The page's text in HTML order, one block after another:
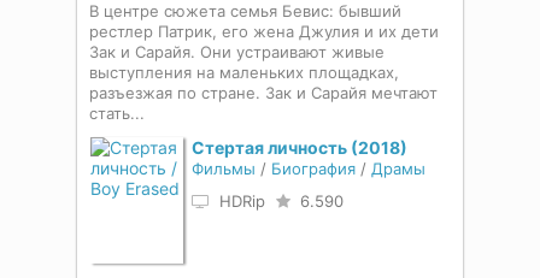
В центре сюжета семья Бевис: бывший
рестлер Патрик, его жена Джулия и их дети
Зак и Сарайя. Они устраивают живые
выступления на маленьких площадках,
разъезжая по стране. Зак и Сарайя мечтают
стать...
Стертая личность (2018)
Фильмы / Биография / Драмы
HDRip
6.590